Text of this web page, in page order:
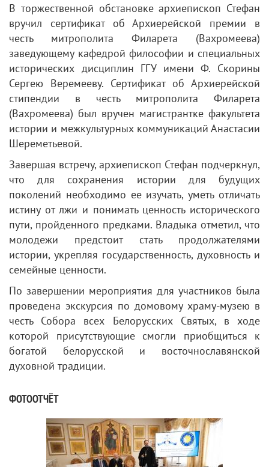
В торжественной обстановке архиепископ Стефан
вручил сертификат об Архиерейской премии в
честь митрополита Филарета (Вахромеева)
заведующему кафедрой философии и специальных
исторических дисциплин ГГУ имени Ф. Скорины
Сергею Веремееву. Сертификат об Архиерейской
стипендии в честь митрополита Филарета
(Вахромеева) был вручен магистрантке факультета
истории и межкультурных коммуникаций Анастасии
Шереметьевой.
Завершая встречу, архиепископ Стефан подчеркнул,
что для сохранения истории для будущих
поколений необходимо ее изучать, уметь отличать
истину от лжи и понимать ценность исторического
пути, пройденного предками. Владыка отметил, что
молодежи предстоит стать продолжателями
истории, укрепляя государственность, духовность и
семейные ценности.
По завершении мероприятия для участников была
проведена экскурсия по домовому храму-музею в
честь Собора всех Белорусских Святых, в ходе
которой присутствующие смогли приобщиться к
богатой белорусской и восточнославянской
духовной традиции.
ФОТООТЧЁТ